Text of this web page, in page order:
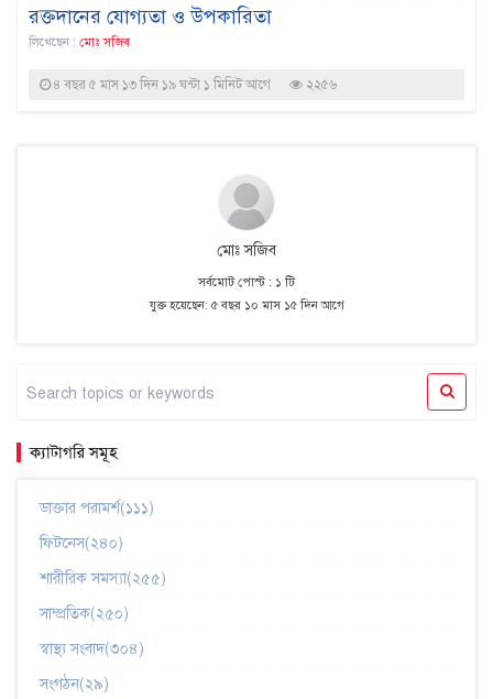
রক্তদানের যোগ্যতা ও উপকারিতা
লিখেছেন : মোঃ সজিব
৪ বছর ৫ মাস ১৩ দিন ১৯ ঘন্টা ১ মিনিট আগে ২২৫৬
মোঃ সজিব
সর্বমোট পোস্ট : ১ টি
যুক্ত হয়েছেন: ৫ বছর ১০ মাস ১৫ দিন আগে
ক্যাটাগরি সমূহ
ডাক্তার পরামর্শ(১১১)
ফিটনেস(২৪০)
শারীরিক সমস্যা(২৫৫)
সাম্প্রতিক(২৫০)
স্বাস্থ্য সংবাদ(৩০৪)
সংগঠন(২৯)